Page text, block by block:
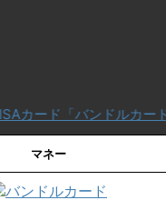
ード」
マネー